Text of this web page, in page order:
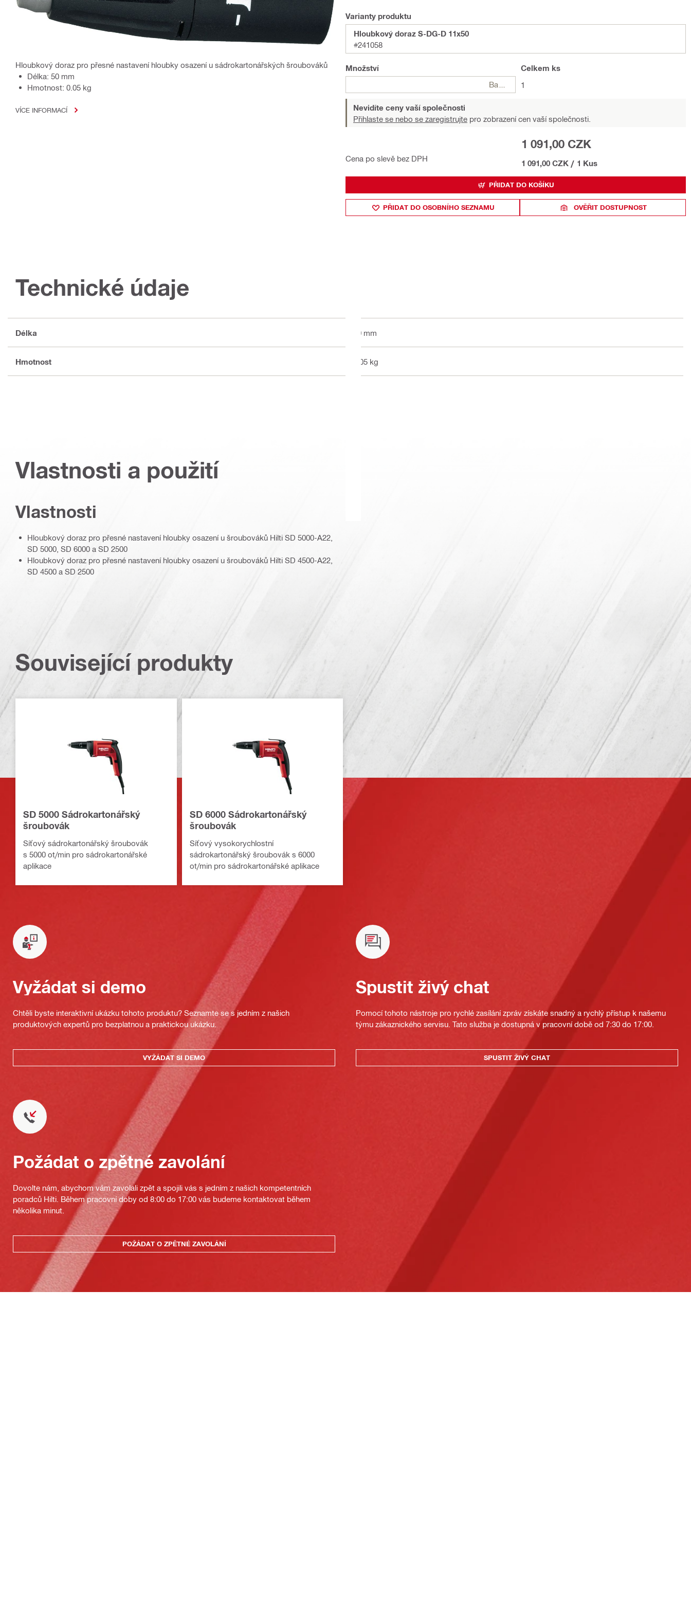
Hloubkový doraz pro přesné nastavení hloubky osazení u sádrokartonářských šroubováků
Délka: 50 mm
Hmotnost: 0.05 kg
VÍCE INFORMACÍ
Varianty produktu
Hloubkový doraz S-DG-D 11x50
#241058
Množství
Celkem ks
1
Nevidíte ceny vaší společnosti
Přihlaste se nebo se zaregistrujte pro zobrazení cen vaší společnosti.
Cena po slevě bez DPH
1 091,00 CZK
1 091,00 CZK / 1 Kus
PŘIDAT DO KOŠÍKU
PŘIDAT DO OSOBNÍHO SEZNAMU OVĚŘIT DOSTUPNOST
Technické údaje
Délka 50 mm
Hmotnost 0.05 kg
Vlastnosti a použití
Vlastnosti
Hloubkový doraz pro přesné nastavení hloubky osazení u šroubováků Hilti SD 5000-A22,
SD 5000, SD 6000 a SD 2500
Hloubkový doraz pro přesné nastavení hloubky osazení u šroubováků Hilti SD 4500-A22,
SD 4500 a SD 2500
Související produkty
SD 5000 Sádrokartonářský
šroubovák
Síťový sádrokartonářský šroubovák
s 5000 ot/min pro sádrokartonářské
aplikace
SD 6000 Sádrokartonářský
šroubovák
Síťový vysokorychlostní
sádrokartonářský šroubovák s 6000
ot/min pro sádrokartonářské aplikace
Vyžádat si demo
Chtěli byste interaktivní ukázku tohoto produktu? Seznamte se s jedním z našich
produktových expertů pro bezplatnou a praktickou ukázku.
VYŽÁDAT SI DEMO
Spustit živý chat
Pomocí tohoto nástroje pro rychlé zasílání zpráv získáte snadný a rychlý přístup k našemu
týmu zákaznického servisu. Tato služba je dostupná v pracovní době od 7:30 do 17:00.
SPUSTIT ŽIVÝ CHAT
Požádat o zpětné zavolání
Dovolte nám, abychom vám zavolali zpět a spojili vás s jedním z našich kompetentních
poradců Hilti. Během pracovní doby od 8:00 do 17:00 vás budeme kontaktovat během
několika minut.
POŽÁDAT O ZPĚTNÉ ZAVOLÁNÍ